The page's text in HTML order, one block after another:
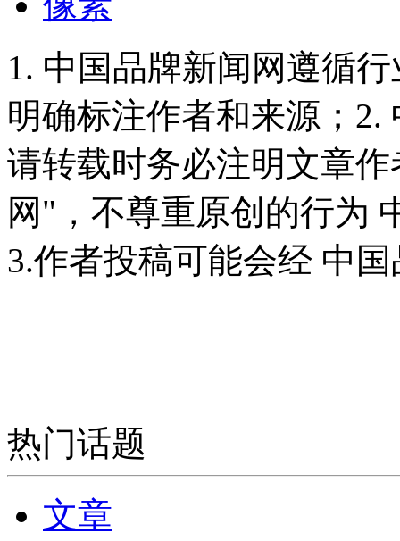
1. 中国品牌新闻网遵循
明确标注作者和来源；
请转载时务必注明文章
网"，不尊重原创的行为
3.作者投稿可能会经 中
热门话题
文章